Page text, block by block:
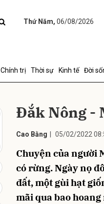
Thứ Năm, 06/08/2026
Chính trị Thời sự Kinh tế Đời
Đắk Nông -
Cao Bằng 05/02/2022
Chuyện của người
có rừng. Ngày nọ
đất, một gùi hạt
mãi qua bao